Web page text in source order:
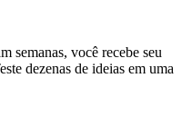
semanas, você recebe seu
dezenas de ideias em uma